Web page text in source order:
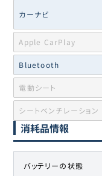
カーナビ
Apple CarPlay
Bluetooth
電動シート
シートベンチレーション
消耗品情報
バッテリーの状態